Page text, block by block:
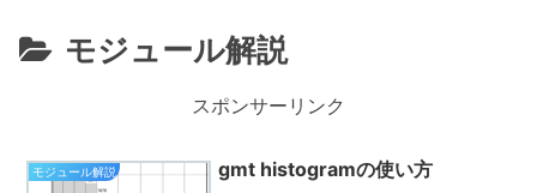
モジュール解説
スポンサーリンク
モジュール解説 gmt histogramの使い方